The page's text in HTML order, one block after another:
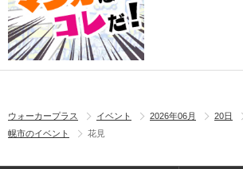
ウォーカープラス イベント 2026年06月 20日
幌市のイベント
花見